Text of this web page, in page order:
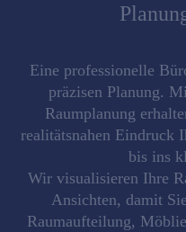
Eine professionelle
präzisen Planung.
Raumplanung
realitätsnahen Eindruck
bis ins
Wir visualisieren Ihre
Ansichten, damit
Raumaufteilung,